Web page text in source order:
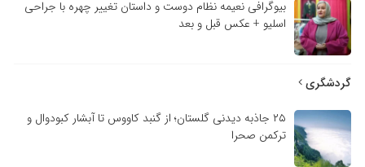
بیوگرافی نعیمه نظام دوست و داستان تغییر چهره با جراحی
اسلیو + عکس قبل و بعد
گردشگری
۲۵ جاذبه دیدنی گلستان؛ از گنبد کاووس تا آبشار کبودوال و
ترکمن صحرا